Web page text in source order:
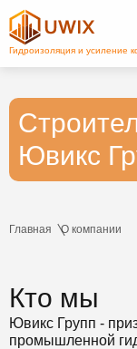
Ювикс
Главная О компании
Кто мы
Ювикс Групп -
промышленной